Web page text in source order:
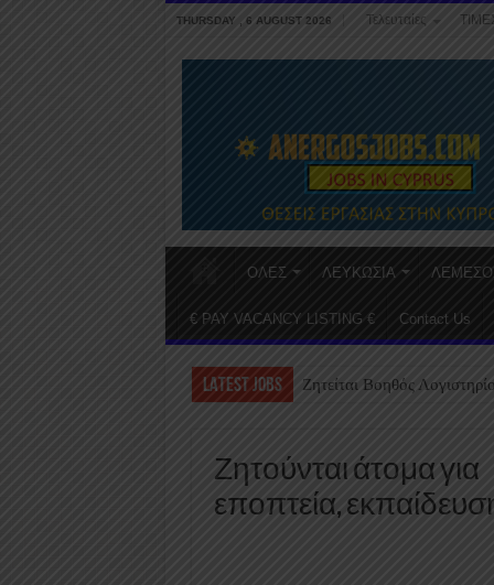
THURSDAY , 6 AUGUST 2026 Τελευταίες
ΟΛΕΣ ΛΕΥΚΩΣΙΑ
€ PAY VACANCY LISTING € Contact Us
LATEST JOBS Ζητείται Βοηθός
Ζητούνται άτομα για
εποπτεία,